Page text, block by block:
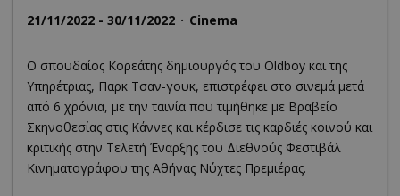
21/11/2022 - 30/11/2022 Cinema
Ο σπουδαίος Κορεάτης δημιουργός του Oldboy και της
Υπηρέτριας, Παρκ Τσαν-γουκ, επιστρέφει στο σινεμά μετά
από 6 χρόνια, με την ταινία που τιμήθηκε με Βραβείο
Σκηνοθεσίας στις Κάννες και κέρδισε τις καρδιές κοινού και
κριτικής στην Τελετή Έναρξης του Διεθνούς Φεστιβάλ
Κινηματογράφου της Αθήνας Νύχτες Πρεμιέρας.